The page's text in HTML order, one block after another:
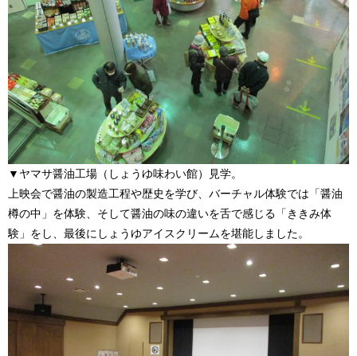
▼ヤマサ醤油工場（しょうゆ味わい館）見学。
上映会で醤油の製造工程や歴史を学び、バーチャル体験では「醤油
樽の中」を体験、そして醤油の味の違いを舌で感じる「ききみ体
験」をし、最後にしょうゆアイスクリームを堪能しました。​